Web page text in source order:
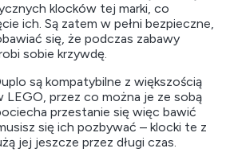
klocków tej marki, co
ich. Są zatem w pełni bezpieczne,
się, że podczas zabawy
sobie krzywdę.
są kompatybilne z większością
LEGO, przez co można je ze sobą
przestanie się więc bawić
się ich pozbywać – klocki te z
jej jeszcze przez długi czas.